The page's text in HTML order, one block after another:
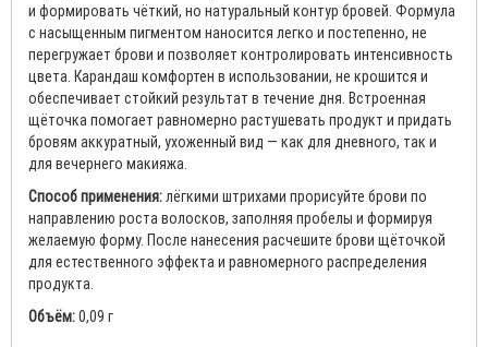
и формировать чёткий, но натуральный контур бровей. Формула
с насыщенным пигментом наносится легко и постепенно, не
перегружает брови и позволяет контролировать интенсивность
цвета. Карандаш комфортен в использовании, не крошится и
обеспечивает стойкий результат в течение дня. Встроенная
щёточка помогает равномерно растушевать продукт и придать
бровям аккуратный, ухоженный вид — как для дневного, так и
для вечернего макияжа.
Способ применения:лёгкими штрихами прорисуйте брови по
направлению роста волосков, заполняя пробелы и формируя
желаемую форму. После нанесения расчешите брови щёточкой
для естественного эффекта и равномерного распределения
продукта.
Объём:0,09 г